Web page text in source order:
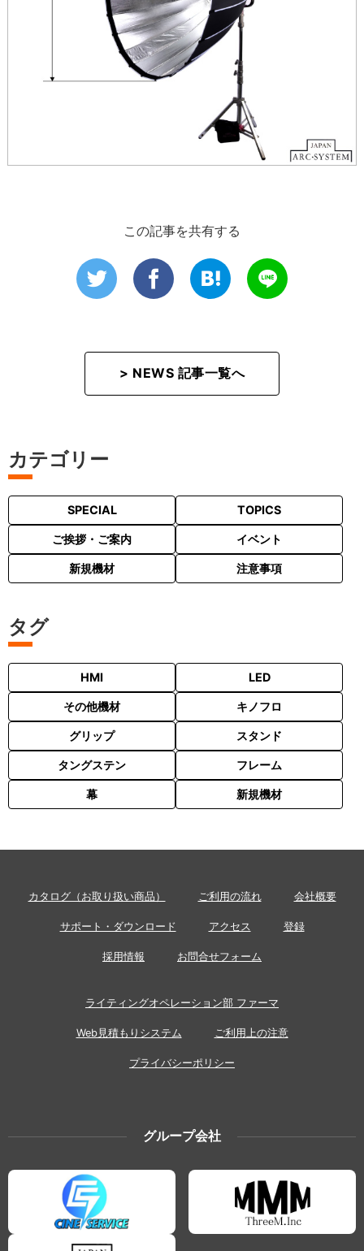
この記事を共有する
> NEWS 記事一覧へ
カテゴリー
SPECIAL TOPICS
ご挨拶・ご案内 イベント
新規機材 注意事項
タグ
HMI LED
その他機材 キノフロ
グリップ スタンド
タングステン フレーム
幕 新規機材
カタログ（お取り扱い商品） ご利用の流れ 会社概要
サポート・ダウンロード アクセス 登録
採用情報 お問合せフォーム
ライティングオペレーション部 ファーマ
Web見積もりシステム ご利用上の注意
プライバシーポリシー
グループ会社